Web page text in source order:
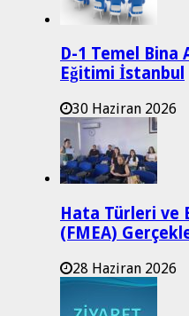
D-1 Temel
Eğitimi İstanbul
30 Haziran 2026
Hata Türleri ve
(FMEA)
28 Haziran 2026